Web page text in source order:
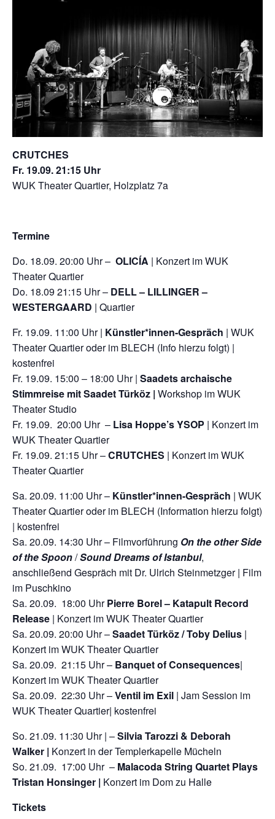
CRUTCHES
Fr. 19.09. 21:15 Uhr
WUK Theater Quartier, Holzplatz 7a
Termine
Do. 18.09. 20:00 Uhr – OLICÍA | Konzert im WUK
Theater Quartier
Do. 18.09 21:15 Uhr – DELL – LILLINGER –
WESTERGAARD | Quartier
Fr. 19.09. 11:00 Uhr | Künstler*innen-Gespräch | WUK
Theater Quartier oder im BLECH (Info hierzu folgt) |
kostenfrei
Fr. 19.09. 15:00 – 18:00 Uhr | Saadets archaische
Stimmreise mit Saadet Türköz | Workshop im WUK
Theater Studio
Fr. 19.09. 20:00 Uhr – Lisa Hoppe’s YSOP | Konzert im
WUK Theater Quartier
Fr. 19.09. 21:15 Uhr –CRUTCHES | Konzert im WUK
Theater Quartier
Sa. 20.09. 11:00 Uhr – Künstler*innen-Gespräch | WUK
Theater Quartier oder im BLECH (Information hierzu folgt)
| kostenfrei
Sa. 20.09. 14:30 Uhr – Filmvorführung On the other Side
of the Spoon/Sound Dreams of Istanbul,
anschließend Gespräch mit Dr. Ulrich Steinmetzger | Film
im Puschkino
Sa. 20.09. 18:00 UhrPierre Borel – Katapult Record
Release | Konzert im WUK Theater Quartier
Sa. 20.09. 20:00 Uhr –Saadet Türköz / Toby Delius |
Konzert im WUK Theater Quartier
Sa. 20.09. 21:15 Uhr – Banquet of Consequences|
Konzert im WUK Theater Quartier
Sa. 20.09. 22:30 Uhr –Ventil im Exil | Jam Session im
WUK Theater Quartier| kostenfrei
So. 21.09. 11:30 Uhr | –Silvia Tarozzi & Deborah
Walker | Konzert in der Templerkapelle Mücheln
So. 21.09. 17:00 Uhr – Malacoda String Quartet Plays
Tristan Honsinger | Konzert im Dom zu Halle
Tickets